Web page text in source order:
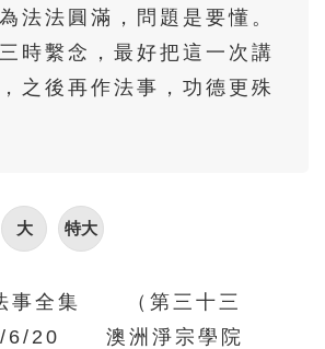
法法圓滿，問題是要懂。
時繫念，最好把這一次講
之後再作法事，功德更殊
大 特大
事全集 （第三十三
6/20 澳洲淨宗學院